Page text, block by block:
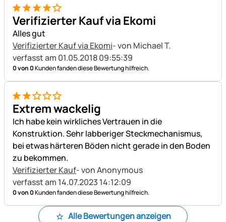
4 von 5
Verifizierter Kauf via Ekomi
Alles gut
Verifizierter Kauf via Ekomi- von Michael T.
verfasst am 01.05.2018 09:55:39
0 von 0Kunden fanden diese Bewertung hilfreich.
2 von 5
Extrem wackelig
Ich habe kein wirkliches Vertrauen in die
Konstruktion. Sehr labberiger Steckmechanismus,
bei etwas härteren Böden nicht gerade in den Boden
zu bekommen.
Verifizierter Kauf- von Anonymous
verfasst am 14.07.2023 14:12:09
0 von 0Kunden fanden diese Bewertung hilfreich.
Alle Bewertungen anzeigen